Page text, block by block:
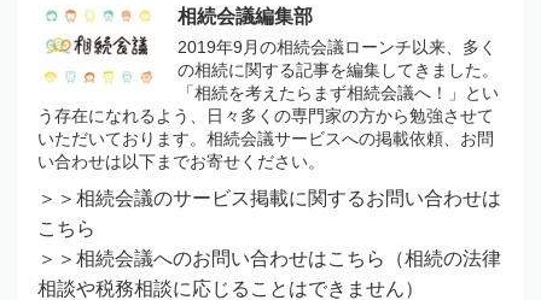
相続会議編集部
2019年9月の相続会議ローンチ以来、多く
の相続に関する記事を編集してきました。
「相続を考えたらまず相続会議へ！」とい
う存在になれるよう、日々多くの専門家の方から勉強させて
いただいております。相続会議サービスへの掲載依頼、お問
い合わせは以下までお寄せください。
＞＞相続会議のサービス掲載に関するお問い合わせは
こちら
＞＞相続会議へのお問い合わせはこちら（相続の法律
相談や税務相談に応じることはできません）